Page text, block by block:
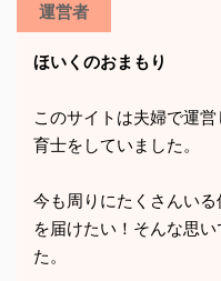
運営者
ほいくのおまもり
このサイトは夫婦で運
育士をしていました。
今も周りにたくさんい
を届けたい！そんな思
た。